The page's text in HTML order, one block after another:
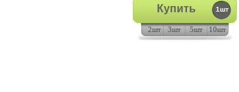
Купить 1шт
2шт 3шт 5шт 10шт